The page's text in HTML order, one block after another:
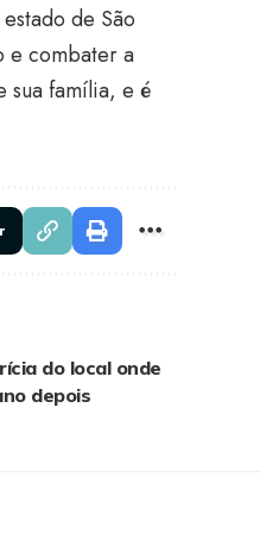
de São
e combater a
sua família, e é
do local onde
depois